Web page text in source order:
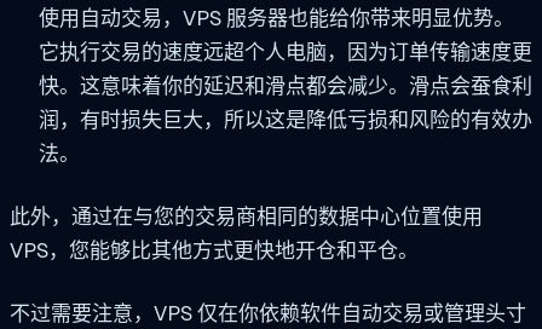
使用自动交易，VPS 服务器也能给你带来明显优势。
它执行交易的速度远超个人电脑，因为订单传输速度更
快。这意味着你的延迟和滑点都会减少。滑点会蚕食利
润，有时损失巨大，所以这是降低亏损和风险的有效办
法。
此外，通过在与您的交易商相同的数据中心位置使用
VPS，您能够比其他方式更快地开仓和平仓。
不过需要注意，VPS 仅在你依赖软件自动交易或管理头寸